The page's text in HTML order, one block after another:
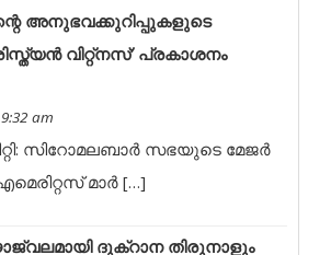
അനുഭവക്കുറിപ്പുകളുടെ
വിറ്റ്നസ്’ പ്രകാശനം
am
സിറോമലബാർ സഭയുടെ മേജർ
മാർ […]
ദുക്റാന തിരുനാളും